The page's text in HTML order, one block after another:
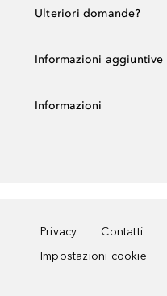
Ulteriori domande?
Informazioni aggiuntive
Informazioni
Privacy Contatti
Impostazioni cookie